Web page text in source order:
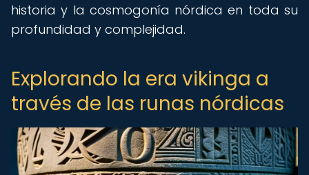
historia y la cosmogonía nórdica en toda su
profundidad y complejidad.
Explorando la era vikinga a
través de las runas nórdicas